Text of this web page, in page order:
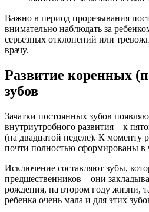
Важно в период прорезывания
внимательно наблюдать за
серьезных отклонений или
врачу.
Развитие коренных
зубов
Зачатки постоянных зубов
внутриутробного развития – к
(на двадцатой неделе). К
почти полностью сформированы в
Исключение составляют зубы,
предшественников – они
рождения, на втором году жизни,
ребенка очень мала и для этих